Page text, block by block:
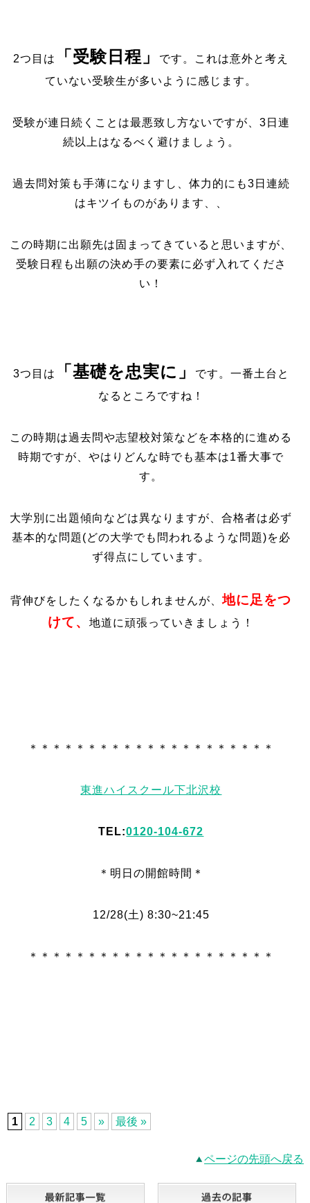
2つ目は 「受験日程」
です。これは意外と考え
ていない受験生が多いように感じます。
受験が連日続くことは最悪致し方ないですが、3日連
続以上はなるべく避けましょう。
過去問対策も手薄になりますし、体力的にも3日連続
はキツイものがあります、、
この時期に出願先は固まってきていると思いますが、
受験日程も出願の決め手の要素に必ず入れてくださ
い！
3つ目は 「基礎を忠実に」
です。一番土台と
なるところですね！
この時期は過去問や志望校対策などを本格的に進める
時期ですが、やはりどんな時でも基本は1番大事で
す。
大学別に出題傾向などは異なりますが、合格者は必ず
基本的な問題(どの大学でも問われるような問題)を必
ず得点にしています。
背伸びをしたくなるかもしれませんが、地に足をつ
けて、地道に頑張っていきましょう！
＊＊＊＊＊＊＊＊＊＊＊＊＊＊＊＊＊＊＊＊＊
東進ハイスクール下北沢校
TEL:0120-104-672
＊明日 の開館時間＊
12/28(土) 8:30~21:45
＊＊＊＊＊＊＊＊＊＊＊＊＊＊＊＊＊＊＊＊＊
1 2 3 4 5 » 最後 »
ページの先頭へ戻る
最新記事一覧